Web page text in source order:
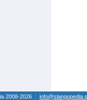
2008-2026 :